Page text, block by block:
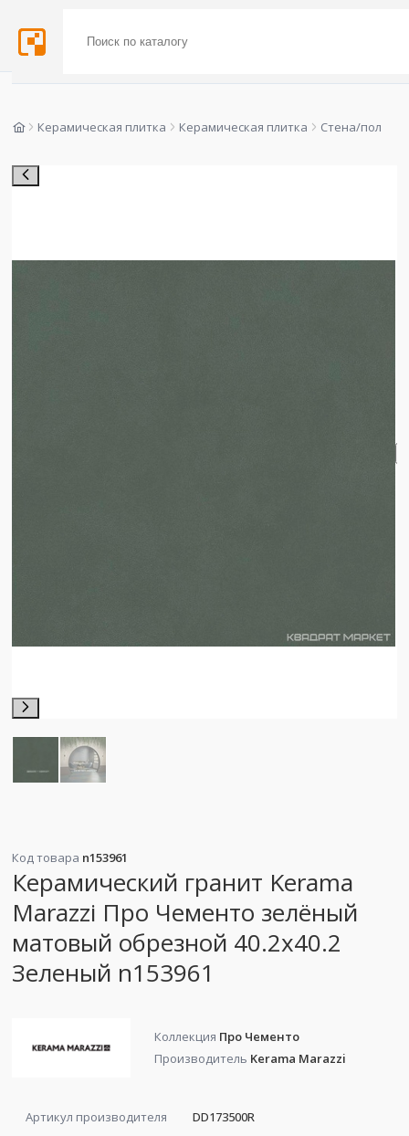
Керамическая плитка Керамическая плитка Стена/пол
Код товара n153961
Керамический гранит Kerama
Marazzi Про Чементо зелёный
матовый обрезной 40.2x40.2
Зеленый n153961
Коллекция Про Чементо
Производитель Kerama Marazzi
Артикул производителя
DD173500R